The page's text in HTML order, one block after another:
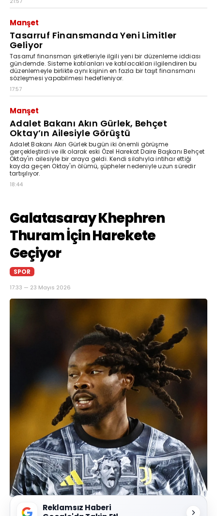
Manşet
Tasarruf Finansmanda Yeni Limitler
Geliyor
Tasarruf finansman şirketleriyle ilgili yeni bir düzenleme iddiası
gündemde. Sisteme katılanları ve katılacakları ilgilendiren bu
düzenlemeyle birlikte aynı kişinin en fazla bir taşıt finansmanı
sözleşmesi yapabilmesi hedefleniyor.
17:57
Manşet
Adalet Bakanı Akın Gürlek, Behçet
Oktay’ın Ailesiyle Görüştü
Adalet Bakanı Akın Gürlek bugün iki önemli görüşme
gerçekleştirdi ve ilk olarak eski Özel Harekat Daire Başkanı Behçet
Oktay'ın ailesiyle bir araya geldi. Kendi silahıyla intihar ettiği
kayda geçen Oktay'ın ölümü, şüpheler nedeniyle uzun süredir
tartışılıyor.
18:44